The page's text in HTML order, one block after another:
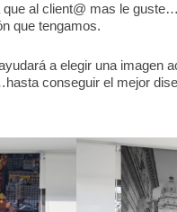
al client@ mas le
que tengamos.
a elegir una imagen
conseguir el mejor